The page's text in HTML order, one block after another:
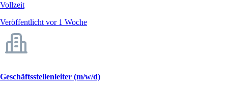
Vollzeit
Veröffentlicht vor 1 Woche
Geschäftsstellenleiter (m/w/d)